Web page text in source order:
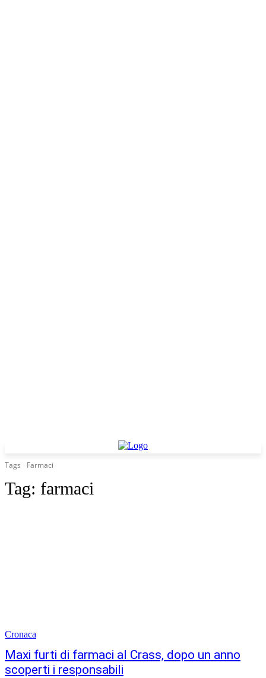
Tags Farmaci
Tag: farmaci
Cronaca
Maxi furti di farmaci al Crass, dopo un anno
scoperti i responsabili